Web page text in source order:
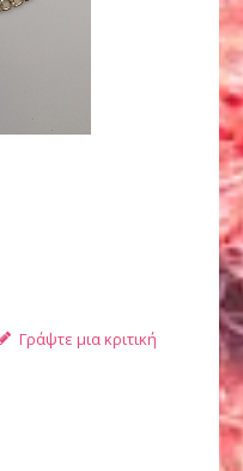
Γράψτε μια κριτική